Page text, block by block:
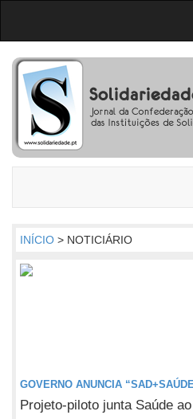
INÍCIO > NOTICIÁRIO
GOVERNO ANUNCIA
Projeto-piloto junta Saúde